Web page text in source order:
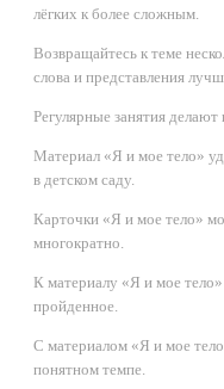
лёгких к более сложным.
Возвращайтесь к теме
слова и представления
Регулярные занятия
Материал «Я и мое тело»
в детском саду.
Карточки «Я и мое тело»
многократно.
К материалу «Я и мое тело»
пройденное.
С материалом «Я и мое
понятном темпе.